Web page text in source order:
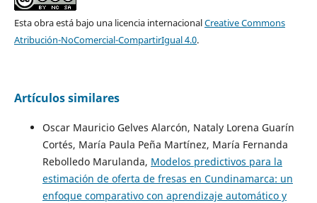
Esta obra está bajo una licencia internacionalCreative Commons
Atribución-NoComercial-CompartirIgual 4.0.
Artículos similares
Oscar Mauricio Gelves Alarcón, Nataly Lorena Guarín
Cortés, María Paula Peña Martínez, María Fernanda
Rebolledo Marulanda, Modelos predictivos para la
estimación de oferta de fresas en Cundinamarca: un
enfoque comparativo con aprendizaje automático y